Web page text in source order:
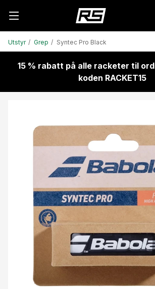
Utstyr Grep Syntec Pro Black
15 % rabatt på alle racketer til
koden RACKET15